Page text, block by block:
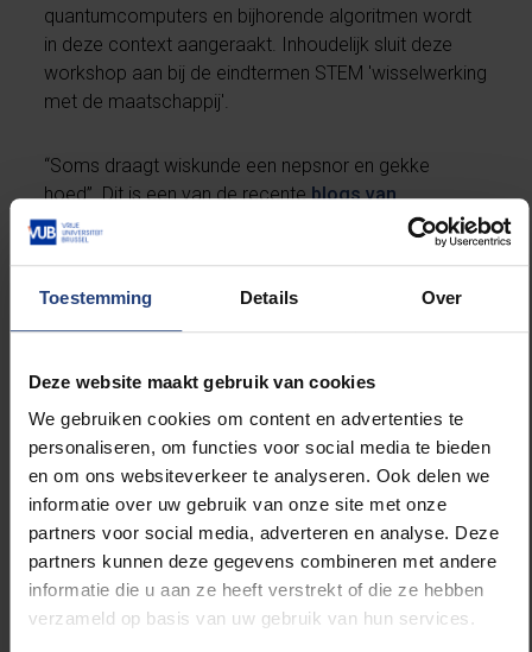
Toestemming Details Over
Deze website maakt gebruik van cookies
We gebruiken cookies om content en advertenties te
personaliseren, om functies voor social media te bieden
en om ons websiteverkeer te analyseren. Ook delen we
informatie over uw gebruik van onze site met onze
partners voor social media, adverteren en analyse. Deze
partners kunnen deze gegevens combineren met andere
informatie die u aan ze heeft verstrekt of die ze hebben
verzameld op basis van uw gebruik van hun services.
quantumcomputers en bijhorende algoritmen wordt
in deze context aangeraakt. Inhoudelijk sluit deze
workshop aan bij de eindtermen STEM 'wisselwerking
met de maatschappij'.
“Soms draagt wiskunde een nepsnor en gekke
hoed”. Dit is een van de recenteblogs van
Hannelore Prinsen
. Hannelore is leerlinge in het
zesde jaar wiskunde-wetenschappen en schrijft over
interessante onderwerpen op haar blog. We geven
haar het woord na de eerste workshop. In "Leren
wiskunde.
De tweede workshop "Spectrale clustering van data"
is gericht op inhouden die in de derde graad ruim aan
bod komen en die belangrijke toepassingen hebben
in de data science. De workshop is opgebouwd rond
grafen - discrete structuren die in de nieuwe
eindtermen aan bod komen - en lineaire algebra,
meer bepaald eigenwaarden en eigenvectoren. Deze